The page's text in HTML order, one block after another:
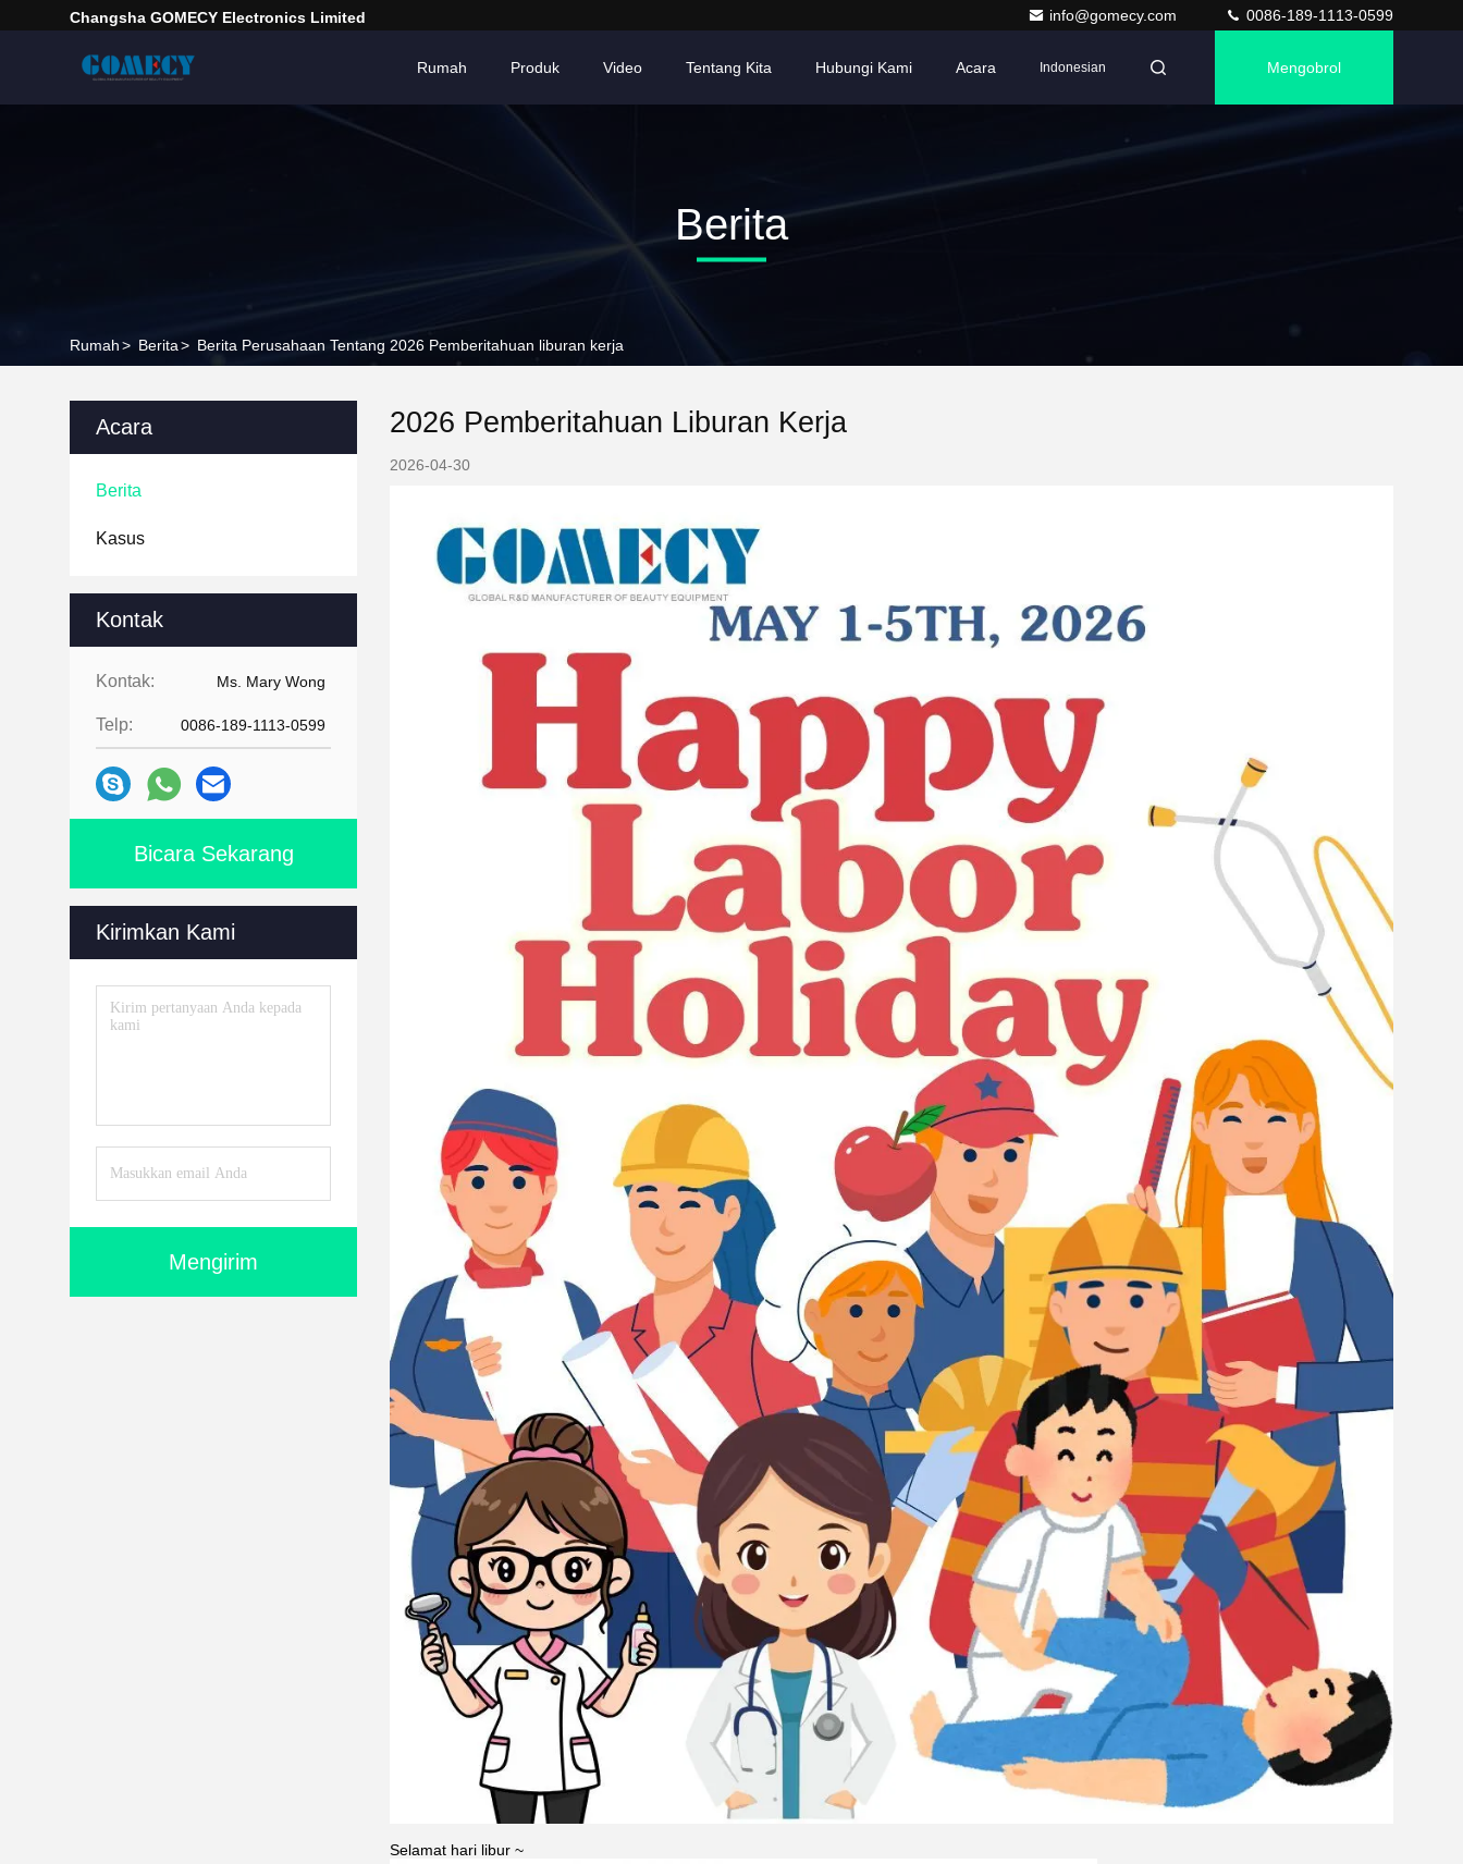
Changsha GOMECY Electronics Limited info@gomecy.com 0086-189-1113-0599
Rumah Produk Video Tentang Kita Hubungi Kami Acara Indonesian Mengobrol
Berita
Rumah> Berita> Berita Perusahaan Tentang 2026 Pemberitahuan liburan kerja
Acara
Berita
Kasus
Kontak
Kontak: Ms. Mary Wong
Telp: 0086-189-1113-0599
Bicara Sekarang
Kirimkan Kami
Mengirim
2026 Pemberitahuan Liburan Kerja
2026-04-30
Selamat hari libur ~